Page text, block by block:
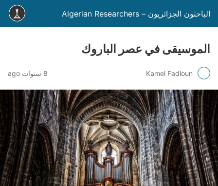
الباحثون الجزائريون – Algerian Researchers
الموسيقى في عصر الباروك
Kamel Fadloun 8 سنوات ago